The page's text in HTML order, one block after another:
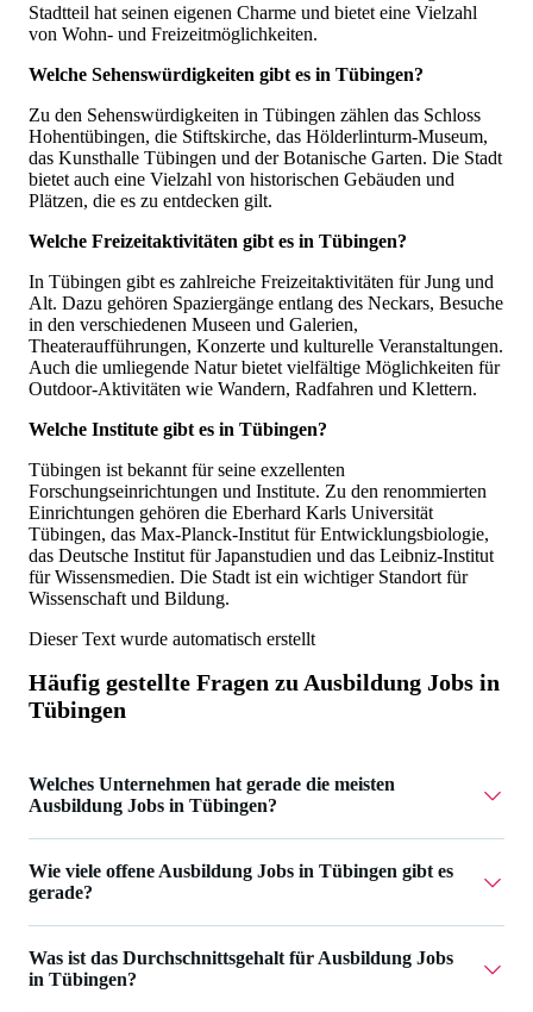
Stadtteil hat seinen eigenen Charme und bietet eine Vielzahl
von Wohn- und Freizeitmöglichkeiten.
Welche Sehenswürdigkeiten gibt es in Tübingen?
Zu den Sehenswürdigkeiten in Tübingen zählen das Schloss
Hohentübingen, die Stiftskirche, das Hölderlinturm-Museum,
das Kunsthalle Tübingen und der Botanische Garten. Die Stadt
bietet auch eine Vielzahl von historischen Gebäuden und
Plätzen, die es zu entdecken gilt.
Welche Freizeitaktivitäten gibt es in Tübingen?
In Tübingen gibt es zahlreiche Freizeitaktivitäten für Jung und
Alt. Dazu gehören Spaziergänge entlang des Neckars, Besuche
in den verschiedenen Museen und Galerien,
Theateraufführungen, Konzerte und kulturelle Veranstaltungen.
Auch die umliegende Natur bietet vielfältige Möglichkeiten für
Outdoor-Aktivitäten wie Wandern, Radfahren und Klettern.
Welche Institute gibt es in Tübingen?
Tübingen ist bekannt für seine exzellenten
Forschungseinrichtungen und Institute. Zu den renommierten
Einrichtungen gehören die Eberhard Karls Universität
Tübingen, das Max-Planck-Institut für Entwicklungsbiologie,
das Deutsche Institut für Japanstudien und das Leibniz-Institut
für Wissensmedien. Die Stadt ist ein wichtiger Standort für
Wissenschaft und Bildung.
Dieser Text wurde automatisch erstellt
Häufig gestellte Fragen zu Ausbildung Jobs in
Tübingen
Welches Unternehmen hat gerade die meisten
Ausbildung Jobs in Tübingen?
Tübingen.
Wie viele offene Ausbildung Jobs in Tübingen gibt es
gerade?
Was ist das Durchschnittsgehalt für Ausbildung Jobs
in Tübingen?